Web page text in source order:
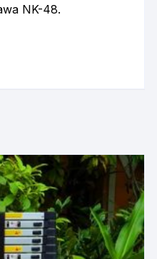
NK-48.